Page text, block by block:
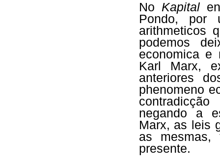
No Kapital
Pondo, por
arithmeticos
podemos
economica e
Karl Marx,
anteriores
phenomeno
negando a
Marx, as leis
as
presente.